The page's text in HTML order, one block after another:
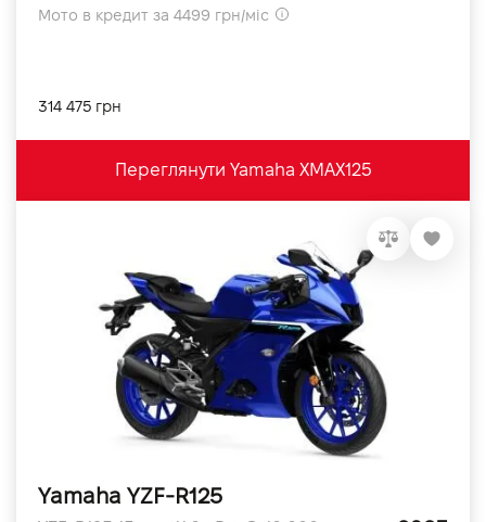
Мото в кредит за 4499 грн/міс
314 475 грн
Переглянути Yamaha XMAX125
Yamaha YZF-R125